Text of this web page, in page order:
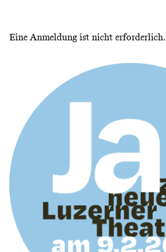
Eine Anmeldung ist nicht erforderlich.